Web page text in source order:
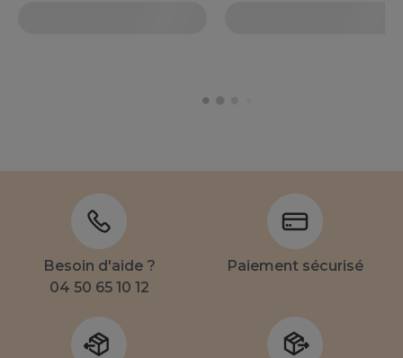
Besoin d'aide ?
04 50 65 10 12
Paiement sécurisé